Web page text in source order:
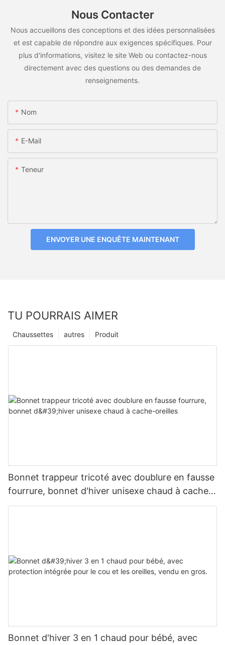
Nous Contacter
Nous accueillons des conceptions et des idées personnalisées
et est capable de répondre aux exigences spécifiques. Pour
plus d'informations, visitez le site Web ou contactez-nous
directement avec des questions ou des demandes de
renseignements.
Nom
E-Mail
Teneur
ENVOYER UNE ENQUÊTE MAINTENANT
TU POURRAIS AIMER
Produit
autres
Chaussettes
Bonnet trappeur tricoté avec doublure en fausse
fourrure, bonnet d'hiver unisexe chaud à cache-
oreilles
Bonnet d'hiver 3 en 1 chaud pour bébé, avec